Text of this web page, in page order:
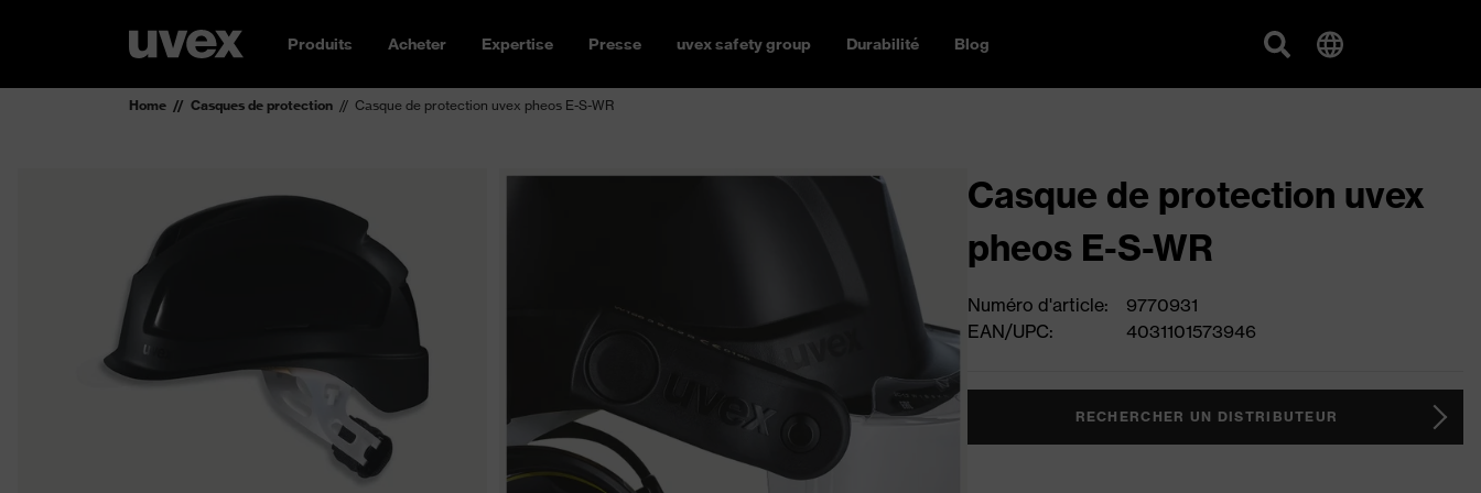
Produits Acheter Expertise Presse uvex safety group Durabilité Blog
Home Casques de protection Casque de protection uvex pheos E-S-WR
Casque de protection uvex
pheos E-S-WR
Numéro d'article:
9770931
EAN/UPC:
4031101573946
RECHERCHER UN DISTRIBUTEUR